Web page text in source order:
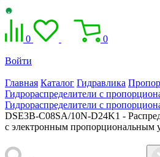
0 0
Войти
Главная Каталог Гидравлика
Гидрораспределители с
Гидрораспределители с
DSE3B-C08SA/10N-D24K1 -
с электронным пропорциональным